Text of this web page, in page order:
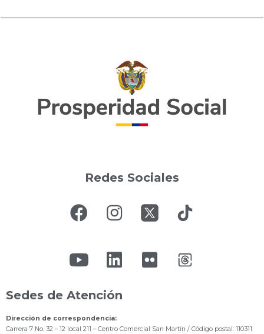
Redes Sociales
Sedes de Atención
Dirección de correspondencia:
Carrera 7 No. 32 – 12 local 211 – Centro Comercial San Martín / Código postal: 110311